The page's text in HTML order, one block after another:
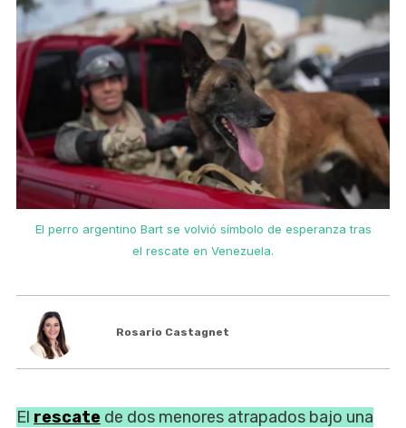
El perro argentino Bart se volvió símbolo de esperanza tras
el rescate en Venezuela.
Rosario Castagnet
El rescate de dos menores atrapados bajo una